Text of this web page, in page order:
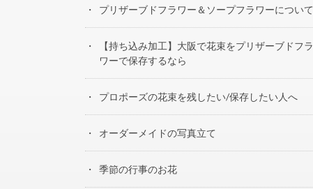
プリザーブドフラワー＆ソープフラワーについて
【持ち込み加工】大阪で花束をプリザーブドフラ
ワーで保存するなら
プロポーズの花束を残したい/保存したい人へ
オーダーメイドの写真立て
季節の行事のお花